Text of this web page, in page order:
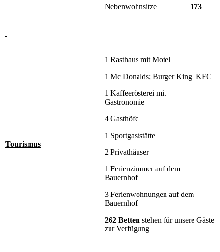
Nebenwohnsitze 173
Tourismus
1 Rasthaus mit Motel
1 Mc Donalds; Burger King, KFC
1 Kaffeerösterei mit
Gastronomie
4 Gasthöfe
1 Sportgaststätte
2 Privathäuser
1 Ferienzimmer auf dem
Bauernhof
3 Ferienwohnungen auf dem
Bauernhof
262 Betten stehen für unsere Gäste
zur Verfügung